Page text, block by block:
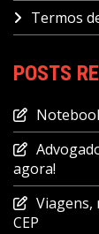
Termos
POSTS
agora!
Viagens,
CEP